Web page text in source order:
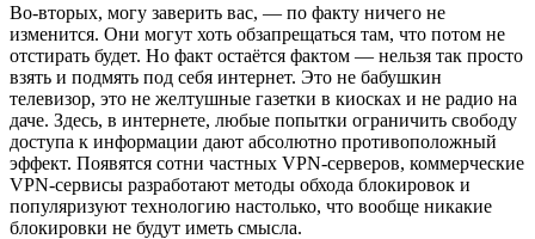
Во-вторых, могу заверить вас, — по факту ничего не
изменится. Они могут хоть обзапрещаться там, что потом не
отстирать будет. Но факт остаётся фактом — нельзя так просто
взять и подмять под себя интернет. Это не бабушкин
телевизор, это не желтушные газетки в киосках и не радио на
даче. Здесь, в интернете, любые попытки ограничить свободу
доступа к информации дают абсолютно противоположный
эффект. Появятся сотни частных VPN-серверов, коммерческие
VPN-сервисы разработают методы обхода блокировок и
популяризуют технологию настолько, что вообще никакие
блокировки не будут иметь смысла.